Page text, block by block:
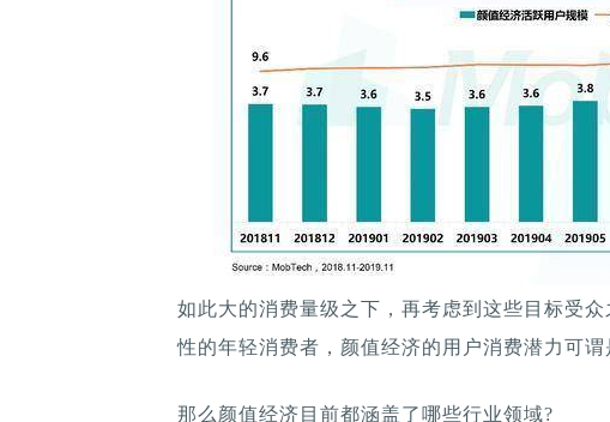
如此大的消费量级之下，再考虑到这些目标受
性的年轻消费者，颜值经济的用户消费潜力可谓
那么颜值经济目前都涵盖了哪些行业领域?